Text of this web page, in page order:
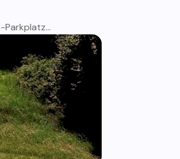
Parkplatz...